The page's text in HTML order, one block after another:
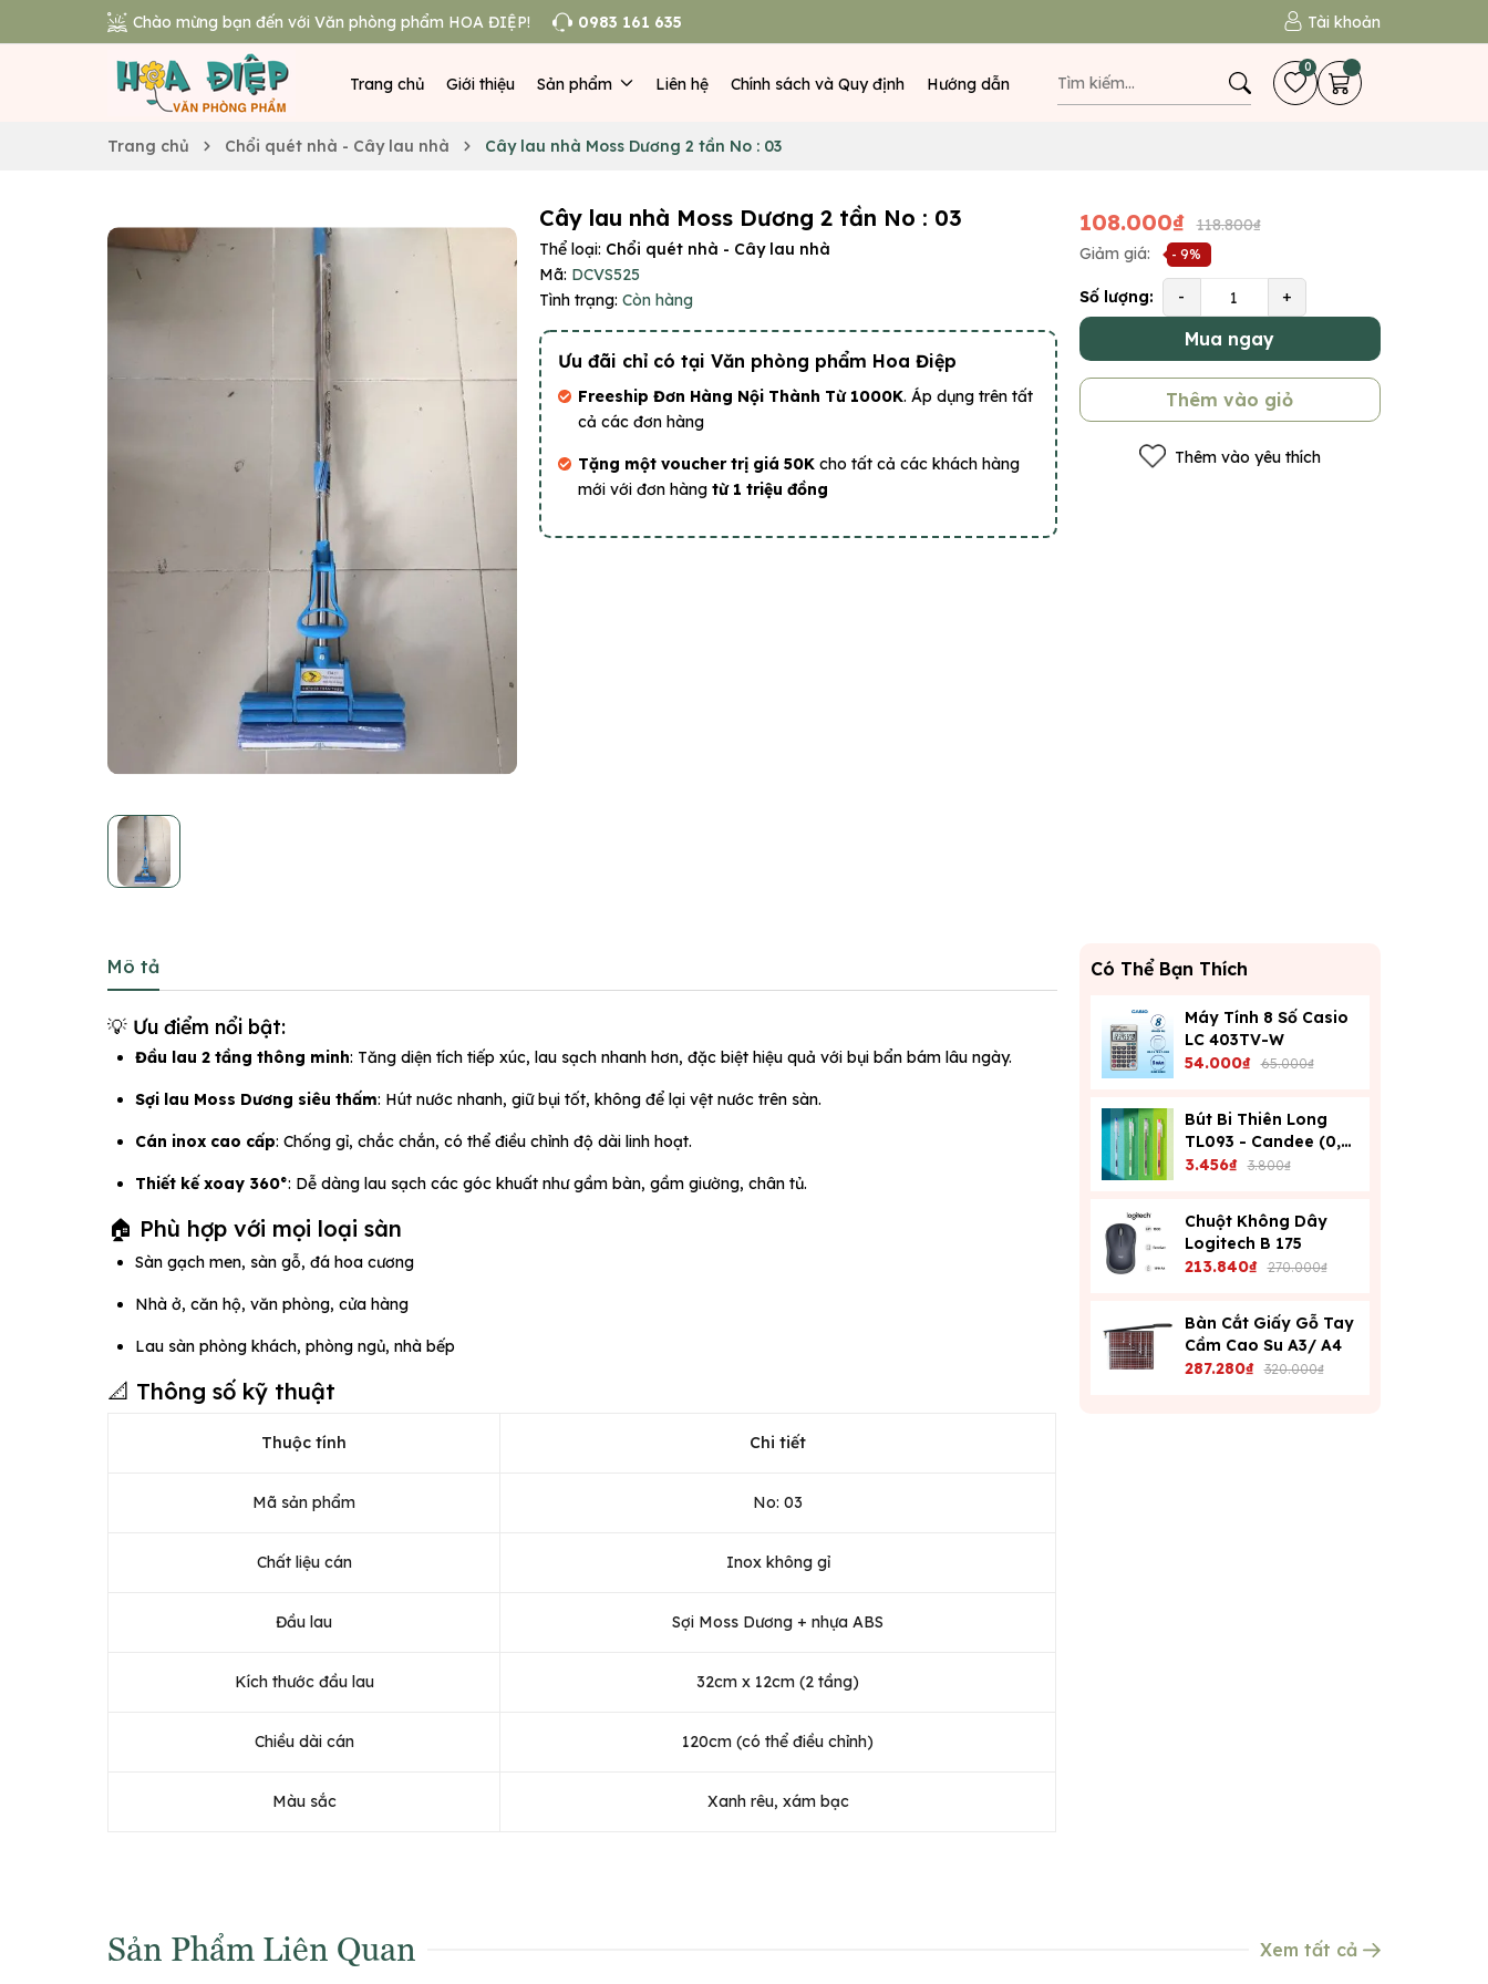
Chào mừng bạn đến với Văn phòng phẩm HOA ĐIỆP! 0983 161 635 Tài khoản
Trang chủ Giới thiệu Sản phẩm Liên hệ Chính sách và Quy định Hướng dẫn
0
Trang chủ Chổi quét nhà - Cây lau nhà Cây lau nhà Moss Dương 2 tần No : 03
Cây lau nhà Moss Dương 2 tần No : 03
Thể loại: Chổi quét nhà - Cây lau nhà
Mã: DCVS525
Tình trạng: Còn hàng
Ưu đãi chỉ có tại Văn phòng phẩm Hoa Điệp
Freeship Đơn Hàng Nội Thành Từ 1000K. Áp dụng trên tất
cả các đơn hàng
Tặng một voucher trị giá 50K cho tất cả các khách hàng
mới với đơn hàng từ 1 triệu đồng
108.000₫
118.800₫
Giảm giá:
- 9%
Số lượng: - +
Mua ngay
Thêm vào giỏ
Thêm vào yêu thích
Có Thể Bạn Thích
Máy Tính 8 Số Casio
LC 403TV-W
54.000₫ 65.000₫
Bút Bi Thiên Long
TL093 - Candee (0,6
Mm) - Xanh
3.456₫ 3.800₫
Chuột Không Dây
Logitech B 175
213.840₫ 270.000₫
Bàn Cắt Giấy Gỗ Tay
Cầm Cao Su A3/ A4
287.280₫ 320.000₫
Mô tả
💡 Ưu điểm nổi bật:
Đầu lau 2 tầng thông minh: Tăng diện tích tiếp xúc, lau sạch nhanh hơn, đặc biệt hiệu quả với bụi bẩn bám lâu ngày.
Sợi lau Moss Dương siêu thấm: Hút nước nhanh, giữ bụi tốt, không để lại vệt nước trên sàn.
Cán inox cao cấp: Chống gỉ, chắc chắn, có thể điều chỉnh độ dài linh hoạt.
Thiết kế xoay 360°: Dễ dàng lau sạch các góc khuất như gầm bàn, gầm giường, chân tủ.
🏠 Phù hợp với mọi loại sàn
Sàn gạch men, sàn gỗ, đá hoa cương
Nhà ở, căn hộ, văn phòng, cửa hàng
Lau sàn phòng khách, phòng ngủ, nhà bếp
📐 Thông số kỹ thuật
Thuộc tính Chi tiết
Mã sản phẩm No: 03
Chất liệu cán Inox không gỉ
Đầu lau Sợi Moss Dương + nhựa ABS
Kích thước đầu lau 32cm x 12cm (2 tầng)
Chiều dài cán 120cm (có thể điều chỉnh)
Màu sắc Xanh rêu, xám bạc
Sản Phẩm Liên Quan Xem tất cả